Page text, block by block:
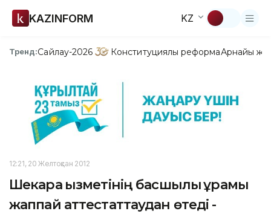
KAZINFORM KZ
Тренд:Сайлау-2026 Конституциялық реформаАрнайы
12:21, 20 Желтоқсан 2012
Шекара қызметінің басшылық құрамы
жаппай аттестаттаудан өтеді -